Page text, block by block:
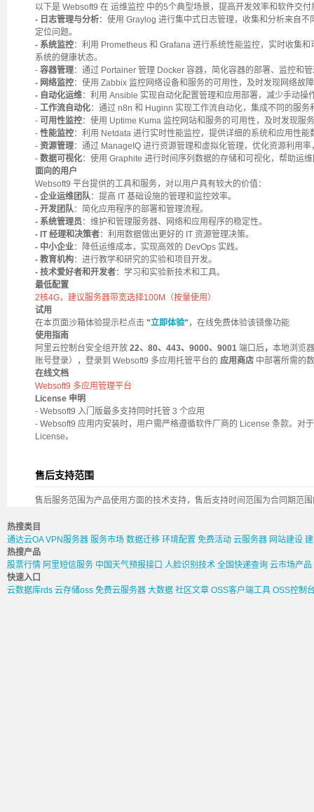
以下是 Websoft9 在 运维监控 中的5个典型场景，提高开发效率和软件交付
- 日志管理与分析：使用 Graylog 进行集中式日志管理，收集和分析来自
定位问题。
- 系统监控：利用 Prometheus 和 Grafana 进行系统性能监控，实时收集
系统的健康状态。
- 容器管理：通过 Portainer 管理 Docker 容器，简化容器的部署、监控和
- 网络监控：使用 Zabbix 监控网络设备和服务的可用性，及时发现网络故
- 自动化运维：利用 Ansible 实现自动化配置管理和应用部署，减少手动操
- 工作流自动化：通过 n8n 和 Huginn 实现工作流自动化，集成不同的服务
- 可用性监控：使用 Uptime Kuma 监控网站和服务的可用性，及时发现服
- 性能监控：利用 Netdata 进行实时性能监控，提供详细的系统和应用性
- 资源管理：通过 ManageIQ 进行资源管理和虚拟化管理，优化资源利用
- 数据可视化：使用 Graphite 进行时间序列数据的存储和可视化，帮助运
面向的用户
Websoft9 平台提供的工具和服务，对以用户具有较大的价值：
- 企业运维团队：提高 IT 基础设施的管理和监控效率。
- 开发团队：简化应用程序的部署和管理流程。
- 系统管理员：维护和管理服务器、网络和应用程序的稳定性。
- IT 经理和决策者：利用数据做出更好的 IT 资源管理决策。
- 中小企业：降低运维成本，实现高效的 DevOps 实践。
- 教育机构：进行教学和研究的实验和项目开发。
- 技术爱好者和开发者：学习和实验新技术和工具。
最低配置
2核4G，建议服务器带宽选择100M（按量使用）
试用
在本页面沙箱体验提示栏点击 "立即体验" ，在线免费体验该镜像功能
使用指南
阿里云控制台安全组开放 22、80、443、9000、9001 端口后， 本地浏览
账号登录），登录到 Websoft9 多应用托管平台的 应用商店 中部署所需的
在线文档
Websoft9 多应用管理平台
License 申明
- Websoft9 入门版最多支持同时托管 3 个应用
- Websoft9 应用内安装时，用户需严格遵循软件厂商的 License 条款。对
License。
售后支持范围
售后服务范围为产品使用方面的技术支持，售后支持时间范围为合同期范
热搜类目
通达云OA VPN服务器 服务市场 数据迁移 环境配置 免费活动 云服务器 网站建设
热搜产品
股票行情 阿里短信服务 中国天气预报接口 人脸识别技术 全国快递查询 云市场产品
快速入口
云数据库rds 云存储oss 免费云服务器 大数据 社区文章 OSS客户端工具 OSS控制